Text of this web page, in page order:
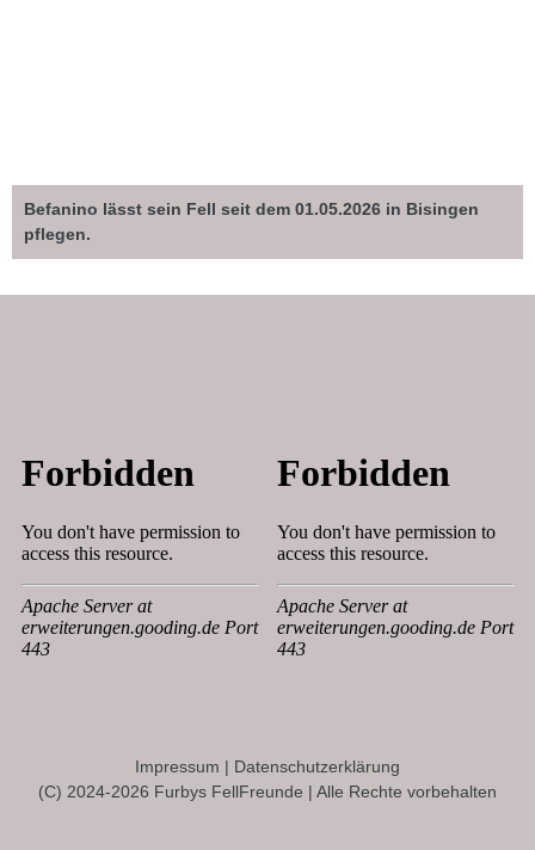
Befanino lässt sein Fell seit dem 01.05.2026 in Bisingen
pflegen.
Impressum | Datenschutzerklärung
(C) 2024-2026 Furbys FellFreunde | Alle Rechte vorbehalten